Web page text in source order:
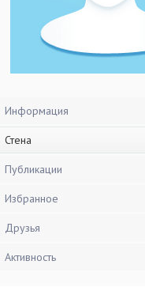
Информация
Стена
Публикации
Избранное
Друзья
Активность